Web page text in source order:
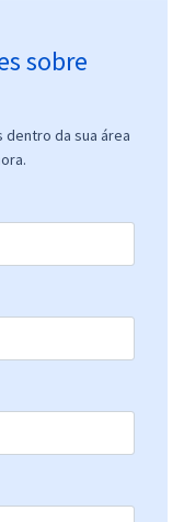
sobre
da sua área